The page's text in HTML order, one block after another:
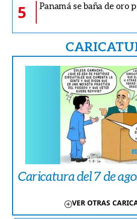
5 Panamá se baña de oro
Caricatura del 7 de
VER OTRAS